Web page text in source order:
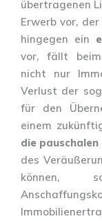
übertragenen
Erwerb vor, der
hingegen ein
vor, fällt beim
nicht nur
Verlust der
für den
einem
die
des
können,